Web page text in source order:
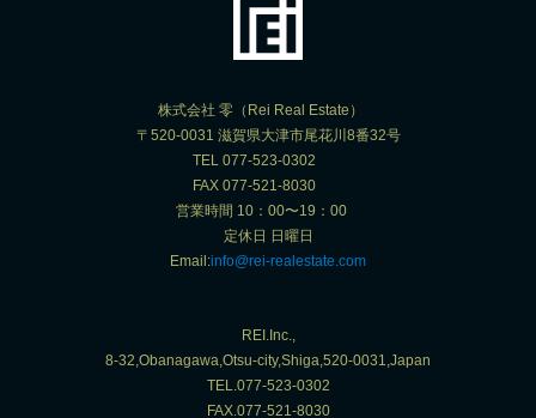
株式会社 零（Rei Real Estate）
〒520-0031 滋賀県大津市尾花川8番32号
TEL 077-523-0302
FAX 077-521-8030
営業時間 10：00〜19：00
定休日 日曜日
Email:info@rei-realestate.com
REI.Inc.,
8-32,Obanagawa,Otsu-city,Shiga,520-0031,Japan
TEL.077-523-0302
FAX.077-521-8030